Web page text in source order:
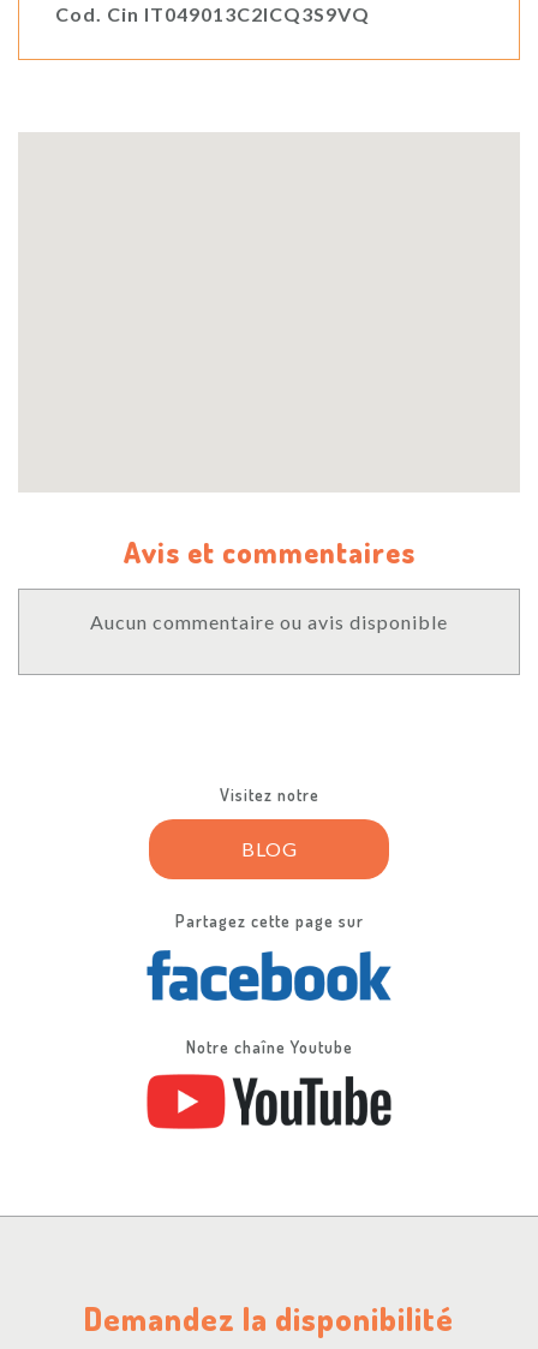
Cod. Cin IT049013C2ICQ3S9VQ
Avis et commentaires
Aucun commentaire ou avis disponible
Visitez notre
BLOG
Partagez cette page sur
Notre chaîne Youtube
Demandez la disponibilité